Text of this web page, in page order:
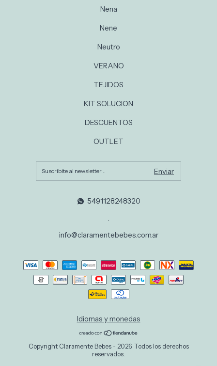
Nena
Nene
Neutro
VERANO
TEJIDOS
KIT SOLUCION
DESCUENTOS
OUTLET
5491128248320
.
info@claramentebebes.com.ar
Idiomas y monedas
Copyright Claramente Bebes - 2026. Todos los derechos
reservados.